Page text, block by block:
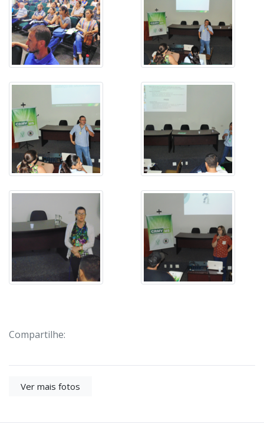
Compartilhe:
Ver mais fotos